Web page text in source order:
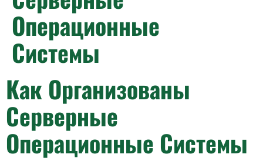
Операционные
Системы
Как Организованы
Серверные
Операционные Системы